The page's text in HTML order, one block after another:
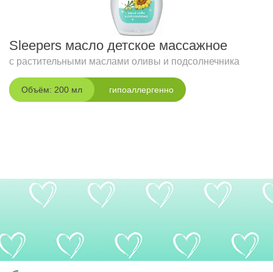
Sleepers масло детское массажное
с растительными маслами оливы и подсолнечника
Объём: 200 мл гипоаллергенно